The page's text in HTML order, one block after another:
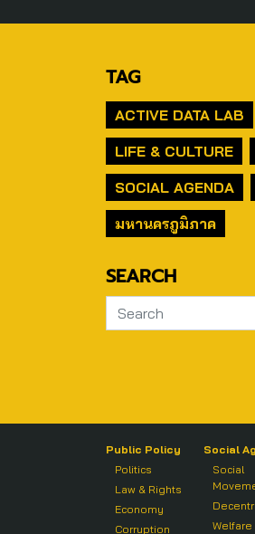
TAG
ACTIVE DATA LAB
LIFE & CULTURE
SOCIAL AGENDA
มหานครภูมิภาค
SEARCH
Public Policy
Politics
Law & Rights
Economy
Corruption
Social
Social
Welfare